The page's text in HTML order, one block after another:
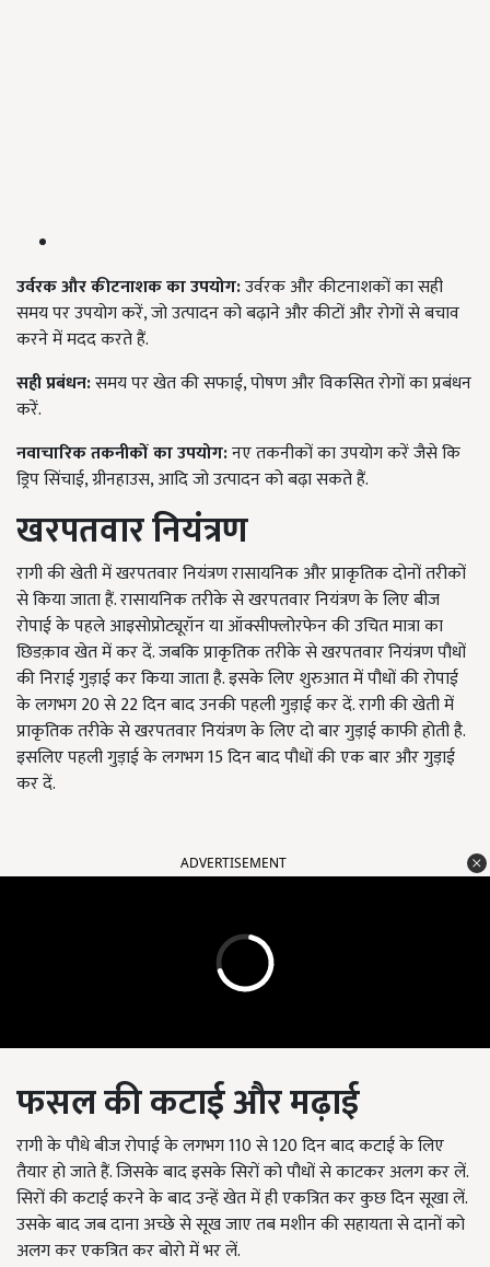
उर्वरकऔरकीटनाशककाउपयोग:उर्वरक और कीटनाशकों का सही
समय पर उपयोग करें, जो उत्पादन को बढ़ाने और कीटों और रोगों से बचाव
करने में मदद करते हैं.
सहीप्रबंधन:समय पर खेत की सफाई, पोषण और विकसित रोगों का प्रबंधन
करें.
नवाचारिकतकनीकोंकाउपयोग:नए तकनीकों का उपयोग करें जैसे कि
ड्रिप सिंचाई, ग्रीनहाउस, आदि जो उत्पादन को बढ़ा सकते हैं.
खरपतवारनियंत्रण
रागी की खेती में खरपतवार नियंत्रण रासायनिक और प्राकृतिक दोनों तरीकों
से किया जाता हैं. रासायनिक तरीके से खरपतवार नियंत्रण के लिए बीज
रोपाई के पहले आइसोप्रोट्यूरॉन या ऑक्सीफ्लोरफेन की उचित मात्रा का
छिडक़ाव खेत में कर दें. जबकि प्राकृतिक तरीके से खरपतवार नियंत्रण पौधों
की निराई गुड़ाई कर किया जाता है. इसके लिए शुरुआत में पौधों की रोपाई
के लगभग 20 से 22 दिन बाद उनकी पहली गुड़ाई कर दें. रागी की खेती में
प्राकृतिक तरीके से खरपतवार नियंत्रण के लिए दो बार गुड़ाई काफी होती है.
इसलिए पहली गुड़ाई के लगभग 15 दिन बाद पौधों की एक बार और गुड़ाई
कर दें.
ADVERTISEMENT
फसलकीकटाईऔरमढ़ाई
रागी के पौधे बीज रोपाई के लगभग 110 से 120 दिन बाद कटाई के लिए
तैयार हो जाते हैं. जिसके बाद इसके सिरों को पौधों से काटकर अलग कर लें.
सिरों की कटाई करने के बाद उन्हें खेत में ही एकत्रित कर कुछ दिन सूखा लें.
उसके बाद जब दाना अच्छे से सूख जाए तब मशीन की सहायता से दानों को
अलग कर एकत्रित कर बोरो में भर लें.